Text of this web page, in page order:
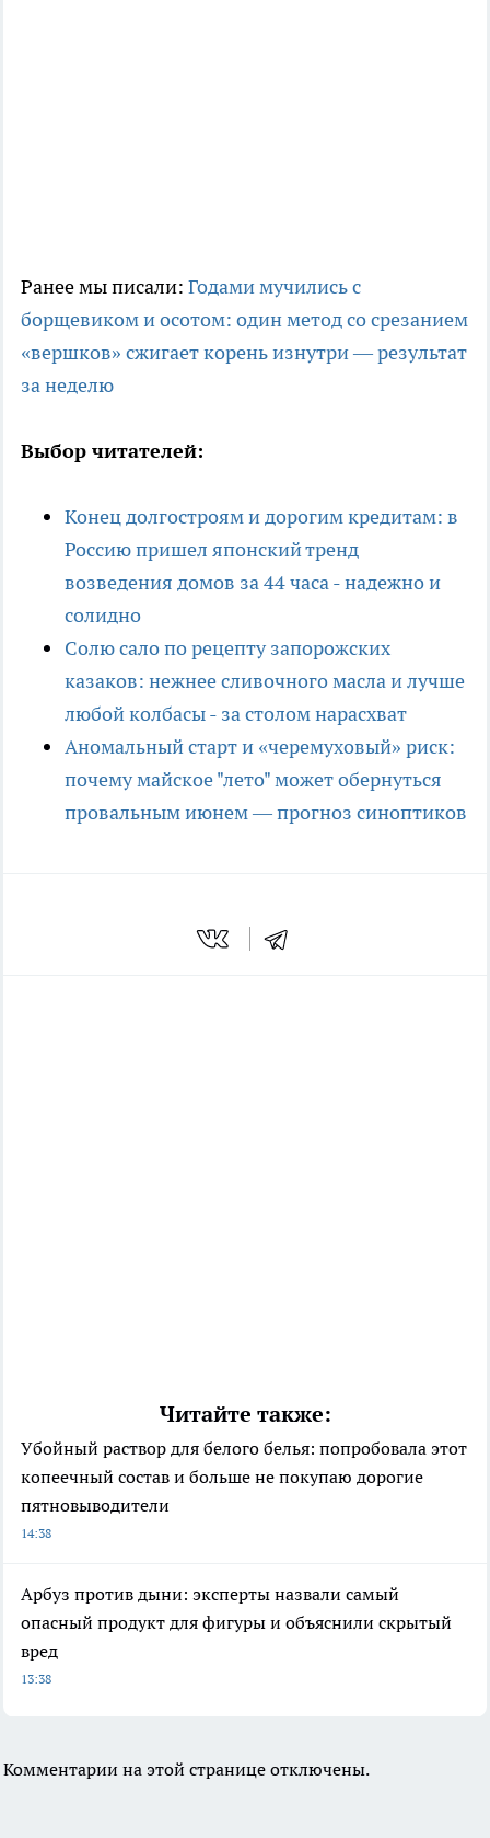
Ранее мы писали: Годами мучились с
борщевиком и осотом: один метод со срезанием
«вершков» сжигает корень изнутри — результат
за неделю
Выбор читателей:
Конец долгостроям и дорогим кредитам: в
Россию пришел японский тренд
возведения домов за 44 часа - надежно и
солидно
Солю сало по рецепту запорожских
казаков: нежнее сливочного масла и лучше
любой колбасы - за столом нарасхват
Аномальный старт и «черемуховый» риск:
почему майское "лето" может обернуться
провальным июнем — прогноз синоптиков
Читайте также:
Убойный раствор для белого белья: попробовала этот
копеечный состав и больше не покупаю дорогие
пятновыводители
14:38
Арбуз против дыни: эксперты назвали самый
опасный продукт для фигуры и объяснили скрытый
вред
13:38
Комментарии на этой странице отключены.